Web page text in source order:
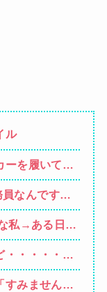
ル
を履いてき
じゃないの？
いしさぁ…
なんですけ
理由は思いつ
のせいかもし
そう→
私→ある日、
繋がってない
腹立つわ…姑
…」
・・・・・・
・・・・
すみません、